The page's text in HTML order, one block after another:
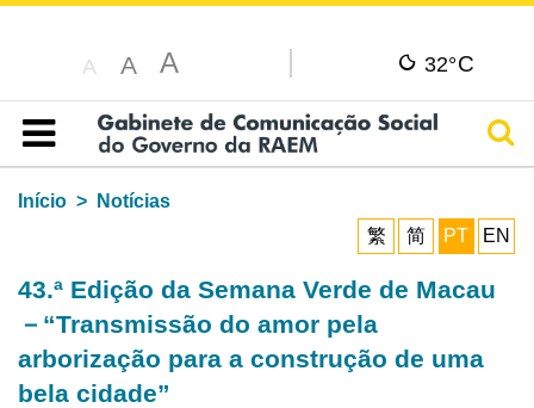
A A A 32°C
Índice
Início
Notícias
繁
简 PT EN
43.ª Edição da Semana Verde de Macau
－“Transmissão do amor pela
arborização para a construção de uma
bela cidade”